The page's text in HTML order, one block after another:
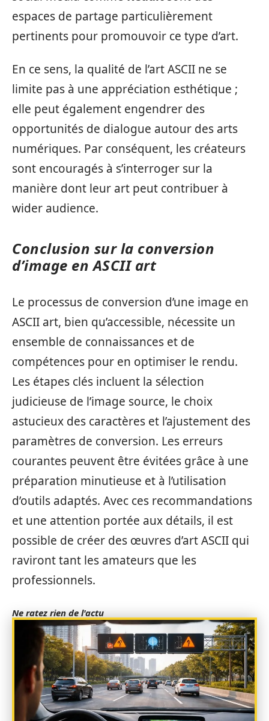
espaces de partage particulièrement
pertinents pour promouvoir ce type d’art.
En ce sens, la qualité de l’art ASCII ne se
limite pas à une appréciation esthétique ;
elle peut également engendrer des
opportunités de dialogue autour des arts
numériques. Par conséquent, les créateurs
sont encouragés à s’interroger sur la
manière dont leur art peut contribuer à
wider audience.
Conclusion sur la conversion
d’image en ASCII art
Le processus de conversion d’une image en
ASCII art, bien qu’accessible, nécessite un
ensemble de connaissances et de
compétences pour en optimiser le rendu.
Les étapes clés incluent la sélection
judicieuse de l’image source, le choix
astucieux des caractères et l’ajustement des
paramètres de conversion. Les erreurs
courantes peuvent être évitées grâce à une
préparation minutieuse et à l’utilisation
d’outils adaptés. Avec ces recommandations
et une attention portée aux détails, il est
possible de créer des œuvres d’art ASCII qui
raviront tant les amateurs que les
professionnels.
Ne ratez rien de l'actu